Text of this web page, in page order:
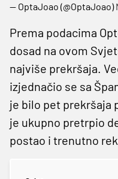
— OptaJoao (@OptaJoao)
Prema podacima
dosad na ovom
najviše prekršaja.
izjednačio se sa
je bilo pet prekršaja
je ukupno pretrpio
postao i trenutno